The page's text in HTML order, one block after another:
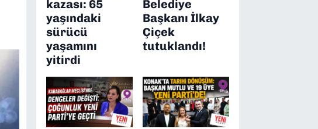
kazası: 65
yaşındaki
sürücü
yaşamını
yitirdi
Belediye
Başkanı İlkay
Çiçek
tutuklandı!